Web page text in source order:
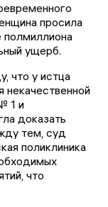
просила
полмиллиона
ущерб.
что у истца
некачественной
1 и
доказать
тем, суд
поликлиника
что